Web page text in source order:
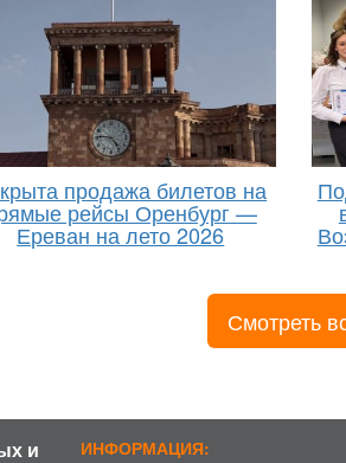
продажа билетов на
рейсы Оренбург —
Ереван на лето 2026
Смотреть
и
ИНФОРМАЦИЯ: